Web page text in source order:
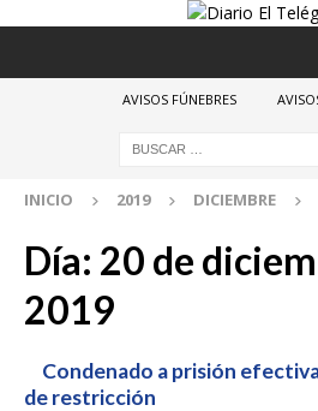
AVISOS FÚNEBRES
INICIO 2019 DICIEMBRE
Día: 20 de
2019
Condenado a prisión
de restricción